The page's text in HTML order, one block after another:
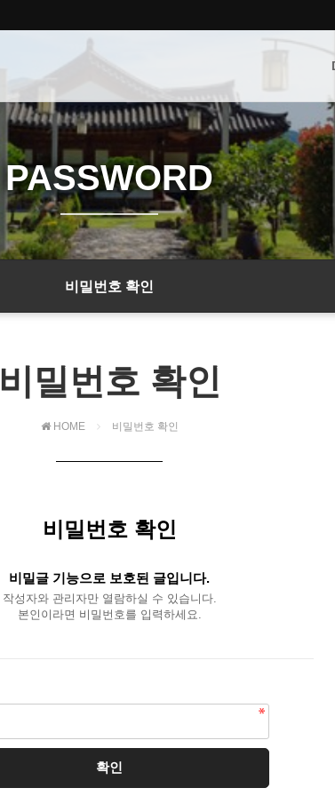
PASSWORD
비밀번호 확인
비밀번호 확인
HOME 비밀번호 확인
비밀번호 확인
비밀글 기능으로 보호된 글입니다.
작성자와 관리자만 열람하실 수 있습니다.
본인이라면 비밀번호를 입력하세요.